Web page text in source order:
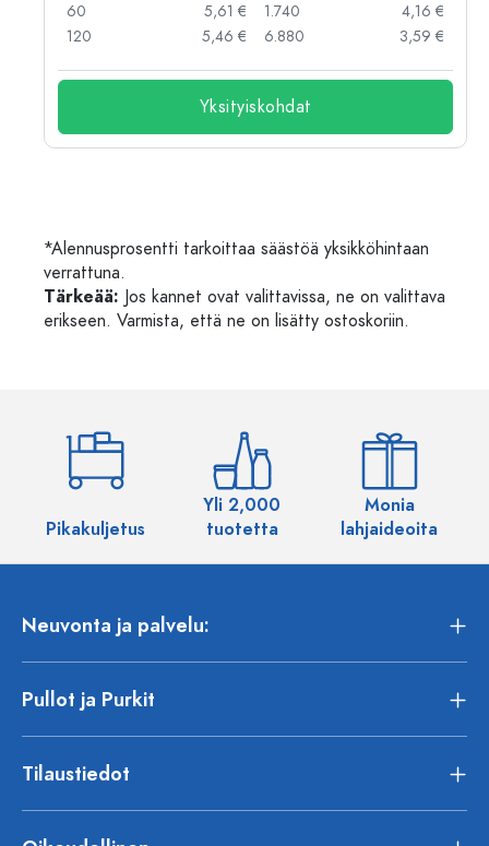
60
5,61 €
120
5,46 €
1.740
4,16 €
6.880
3,59 €
Yksityiskohdat
*Alennusprosentti tarkoittaa säästöä yksikköhintaan
verrattuna.
Tärkeää: Jos kannet ovat valittavissa, ne on valittava
erikseen. Varmista, että ne on lisätty ostoskoriin.
Pikakuljetus
Yli 2,000
tuotetta
Monia
lahjaideoita
Neuvonta ja palvelu:
Pullot ja Purkit
Tilaustiedot